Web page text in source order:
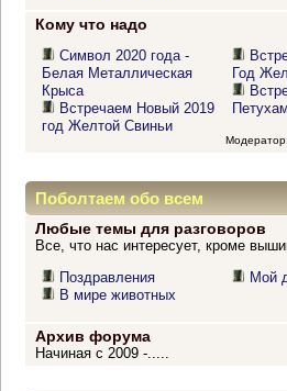
Кому что надо
Символ 2020 года -
Белая Металлическая
Крыса
Встречаем Новый 2019
год Желтой Свиньи
Год
Модератор:
Поболтаем обо всем
Любые темы для разговоров
Все, что нас интересует, кроме
Поздравления
В мире животных
Мой
Архив форума
Начиная с 2009 -.....